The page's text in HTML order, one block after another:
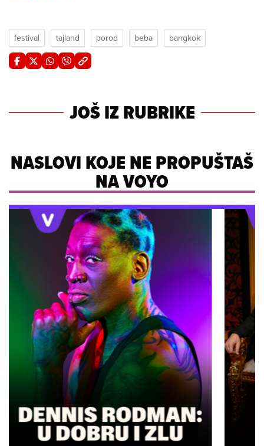
festival tajland porod beba bangkok
JOŠ IZ RUBRIKE
NASLOVI KOJE NE PROPUŠTAŠ
NA VOYO